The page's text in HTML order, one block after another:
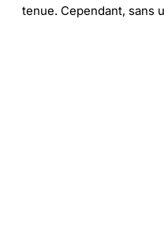
tenue. Cependant, sans